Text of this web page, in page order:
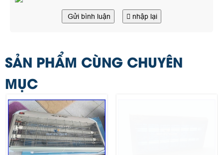
Gửi bình luận nhập lại
SẢN PHẨM CÙNG CHUYÊN
MỤC